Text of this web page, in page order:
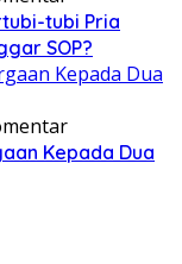
tubi Pria
SOP?
Kepada Dua